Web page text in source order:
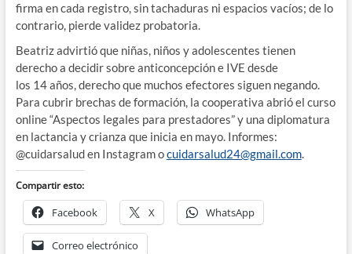
firma en cada registro, sin tachaduras ni espacios vacíos; de lo
contrario, pierde validez probatoria.
Beatriz advirtió que niñas, niños y adolescentes tienen
derecho a decidir sobre anticoncepción e IVE desde
los 14 años, derecho que muchos efectores siguen negando.
Para cubrir brechas de formación, la cooperativa abrió el curso
online “Aspectos legales para prestadores” y una diplomatura
en lactancia y crianza que inicia en mayo. Informes:
@cuidarsalud en Instagram ocuidarsalud24@gmail.com.
Compartir esto:
Facebook X WhatsApp
Correo electrónico